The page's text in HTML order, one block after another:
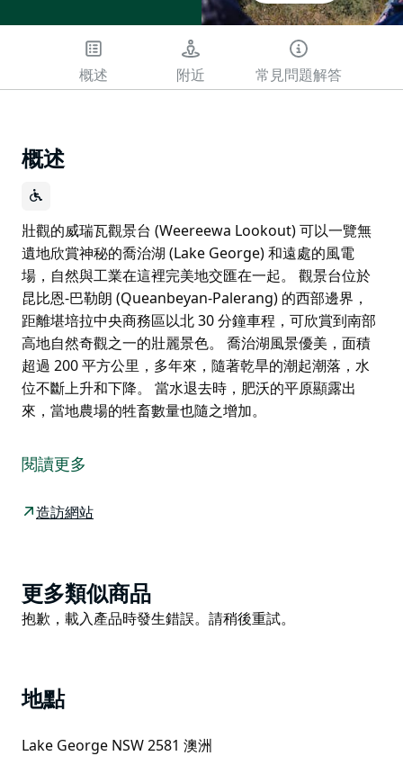
概述 附近 常見問題解答
概述
壯觀的威瑞瓦觀景台 (Weereewa Lookout) 可以一覽無
遺地欣賞神秘的喬治湖 (Lake George) 和遠處的風電
場，自然與工業在這裡完美地交匯在一起。 觀景台位於
昆比恩-巴勒朗 (Queanbeyan-Palerang) 的西部邊界，
距離堪培拉中央商務區以北 30 分鐘車程，可欣賞到南部
高地自然奇觀之一的壯麗景色。 喬治湖風景優美，面積
超過 200 平方公里，多年來，隨著乾旱的潮起潮落，水
位不斷上升和下降。 當水退去時，肥沃的平原顯露出
來，當地農場的牲畜數量也隨之增加。
遺地欣賞神秘的喬治湖 (Lake George) 和遠處的風電
場，自然與工業在這裡完美地交匯在一起。
觀景台位於昆比恩-巴勒朗 (Queanbeyan-Palerang) 的
喬治湖風景優美，面積超過 200 平方公里，多年來，隨
著乾旱的潮起潮落，水位不斷上升和下降。
閱讀更多
造訪網站
Product
List
更多類似商品
Product
抱歉，載入產品時發生錯誤。請稍後重試。
地點
Lake George NSW 2581 澳洲